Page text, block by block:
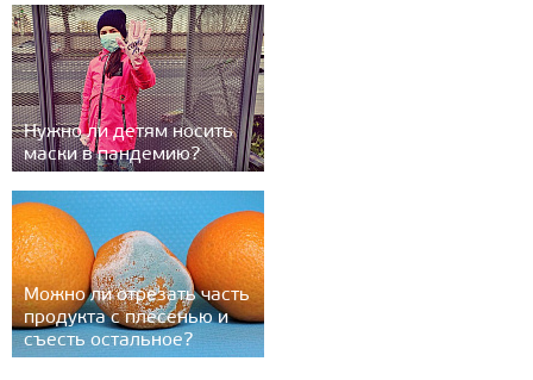
Нужно ли детям носить
маски в пандемию?
Можно ли отрезать часть
продукта с плесенью и
съесть остальное?